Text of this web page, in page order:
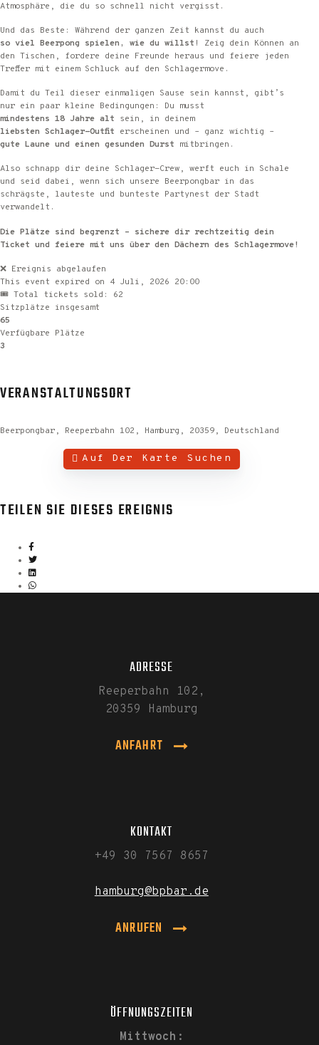
Atmosphäre, die du so schnell nicht vergisst.
Und das Beste: Während der ganzen Zeit kannst du auch
so viel Beerpong spielen, wie du willst ! Zeig dein Können an
den Tischen, fordere deine Freunde heraus und feiere jeden
Treffer mit einem Schluck auf den Schlagermove.
Damit du Teil dieser einmaligen Sause sein kannst, gibt’s
nur ein paar kleine Bedingungen: Du musst
mindestens 18 Jahre alt sein, in deinem
liebsten Schlager-Outfit erscheinen und – ganz wichtig –
gute Laune und einen gesunden Durst mitbringen.
Also schnapp dir deine Schlager-Crew, werft euch in Schale
und seid dabei, wenn sich unsere Beerpongbar in das
schrägste, lauteste und bunteste Partynest der Stadt
verwandelt.
Die Plätze sind begrenzt – sichere dir rechtzeitig dein
Ticket und feiere mit uns über den Dächern des Schlagermove!
❌ Ereignis abgelaufen
This event expired on 4 Juli, 2026 20:00
🎟 Total tickets sold: 62
Sitzplätze insgesamt
65
Verfügbare Plätze
3
VERANSTALTUNGSORT
Beerpongbar, Reeperbahn 102, Hamburg, 20359, Deutschland
Auf Der Karte Suchen
TEILEN SIE DIESES EREIGNIS
ADRESSE
Reeperbahn 102,
20359 Hamburg
ANFAHRT
KONTAKT
+49 30 7567 8657
hamburg@bpbar.de
ANRUFEN
ÖFFNUNGSZEITEN
Mittwoch: